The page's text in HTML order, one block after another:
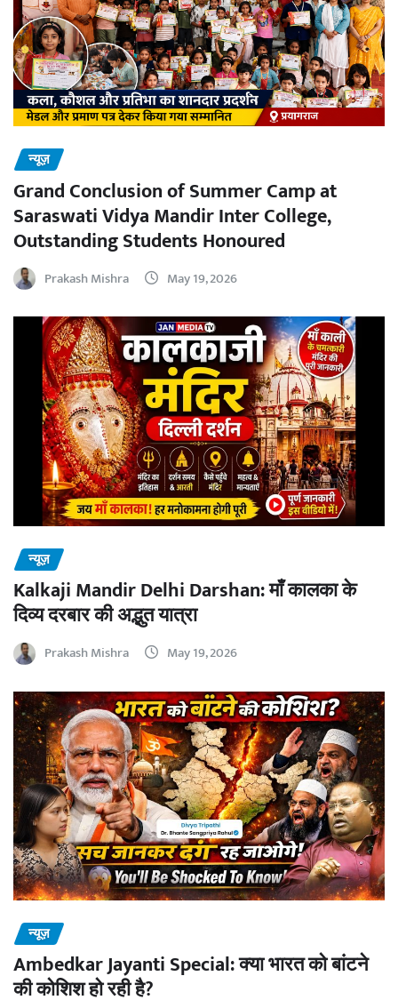
न्यूज़
Grand Conclusion of Summer Camp at
Saraswati Vidya Mandir Inter College,
Outstanding Students Honoured
Prakash Mishra May 19, 2026
न्यूज़
Kalkaji Mandir Delhi Darshan: माँ कालका के
दिव्य दरबार की अद्भुत यात्रा
Prakash Mishra May 19, 2026
न्यूज़
Ambedkar Jayanti Special: क्या भारत को बांटने
की कोशिश हो रही है?